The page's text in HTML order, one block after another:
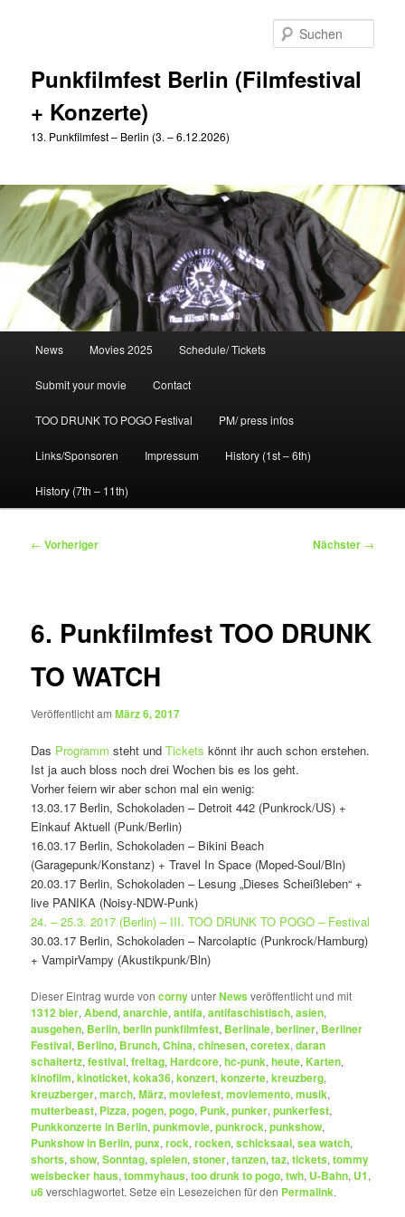
Punkfilmfest Berlin (Filmfestival
+ Konzerte)
13. Punkfilmfest – Berlin (3. – 6.12.2026)
News Movies 2025 Schedule/ Tickets
Submit your movie Contact
TOO DRUNK TO POGO Festival PM/ press infos
Links/Sponsoren Impressum History (1st – 6th)
History (7th – 11th)
Beitragsnavigation
← Vorheriger Nächster →
6. Punkfilmfest TOO DRUNK
TO WATCH
Veröffentlicht amMärz 6, 2017
Das Programm steht undTickets könnt ihr auch schon erstehen.
Ist ja auch bloss noch drei Wochen bis es los geht.
Vorher feiern wir aber schon mal ein wenig:
13.03.17 Berlin, Schokoladen – Detroit 442 (Punkrock/US) +
Einkauf Aktuell (Punk/Berlin)
16.03.17 Berlin, Schokoladen – Bikini Beach
(Garagepunk/Konstanz) + Travel In Space (Moped-Soul/Bln)
20.03.17 Berlin, Schokoladen – Lesung „Dieses Scheißleben“ +
live PANIKA (Noisy-NDW-Punk)
24. – 25.3. 2017 (Berlin) – III. TOO DRUNK TO POGO – Festival
30.03.17 Berlin, Schokoladen – Narcolaptic (Punkrock/Hamburg)
+ VampirVampy (Akustikpunk/Bln)
Dieser Eintrag wurde voncornyunterNews veröffentlicht und mit
1312 bier,Abend,anarchie,antifa,antifaschistisch,asien,
ausgehen, Berlin,berlin punkfilmfest, Berlinale,berliner, Berliner
Festival, Berlino, Brunch,China,chinesen,coretex,daran
schaitertz,festival,freitag,Hardcore,hc-punk,heute, Karten,
kinofilm,kinoticket,koka36,konzert,konzerte,kreuzberg,
kreuzberger,march,März,moviefest,moviemento,musik,
mutterbeast, Pizza,pogen,pogo, Punk,punker,punkerfest,
Punkkonzerte in Berlin,punkmovie,punkrock,punkshow,
Punkshow in Berlin,punx,rock,rocken,schicksaal,sea watch,
shorts,show,Sonntag,spielen,stoner,tanzen,taz,tickets,tommy
weisbecker haus,tommyhaus,too drunk to pogo,twh, U-Bahn, U1,
u6verschlagwortet. Setze ein Lesezeichen für den Permalink.